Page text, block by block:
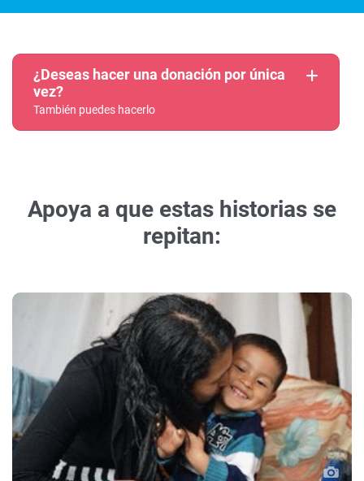
¿Deseas hacer una donación por única
vez?
También puedes hacerlo
Apoya a que estas historias se
repitan: